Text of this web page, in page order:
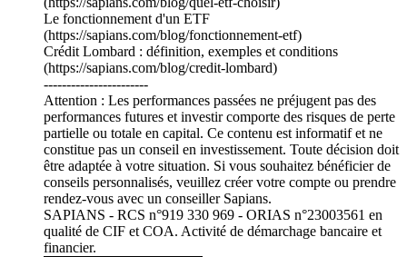
Le fonctionnement d'un ETF
(https://sapians.com/blog/fonctionnement-etf)
Crédit Lombard : définition, exemples et conditions
(https://sapians.com/blog/credit-lombard)
-----------------------
Attention : Les performances passées ne préjugent pas des
performances futures et investir comporte des risques de perte
partielle ou totale en capital. Ce contenu est informatif et ne
constitue pas un conseil en investissement. Toute décision doit
être adaptée à votre situation. Si vous souhaitez bénéficier de
conseils personnalisés, veuillez créer votre compte ou prendre
rendez-vous avec un conseiller Sapians.
SAPIANS - RCS n°919 330 969 - ORIAS n°23003561 en
qualité de CIF et COA. Activité de démarchage bancaire et
financier.